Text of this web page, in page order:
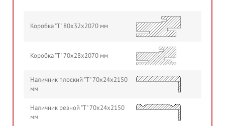
Коробка "Т" 80х32х2070 мм
Коробка "Т" 70х28х2070 мм
Наличник плоский "Т" 70х24х2150
мм
Наличник резной "Т" 70х24х2150
мм